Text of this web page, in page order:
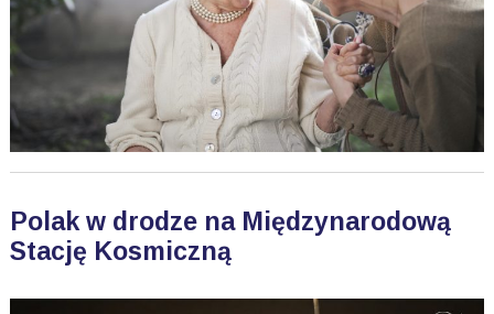
Polak w drodze na Międzynarodową
Stację Kosmiczną